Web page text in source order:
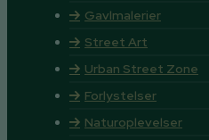
Gavlmalerier
Street Art
Urban Street Zone
Forlystelser
Naturoplevelser